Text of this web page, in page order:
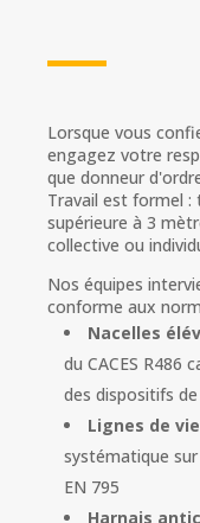
Lorsque vous
engagez votre
que donneur
Travail est formel
supérieure à 3
collective ou
Nos équipes
conforme aux
Nacelles
du CACES R486
des dispositifs
Lignes de
systématique
EN 795
Harnais